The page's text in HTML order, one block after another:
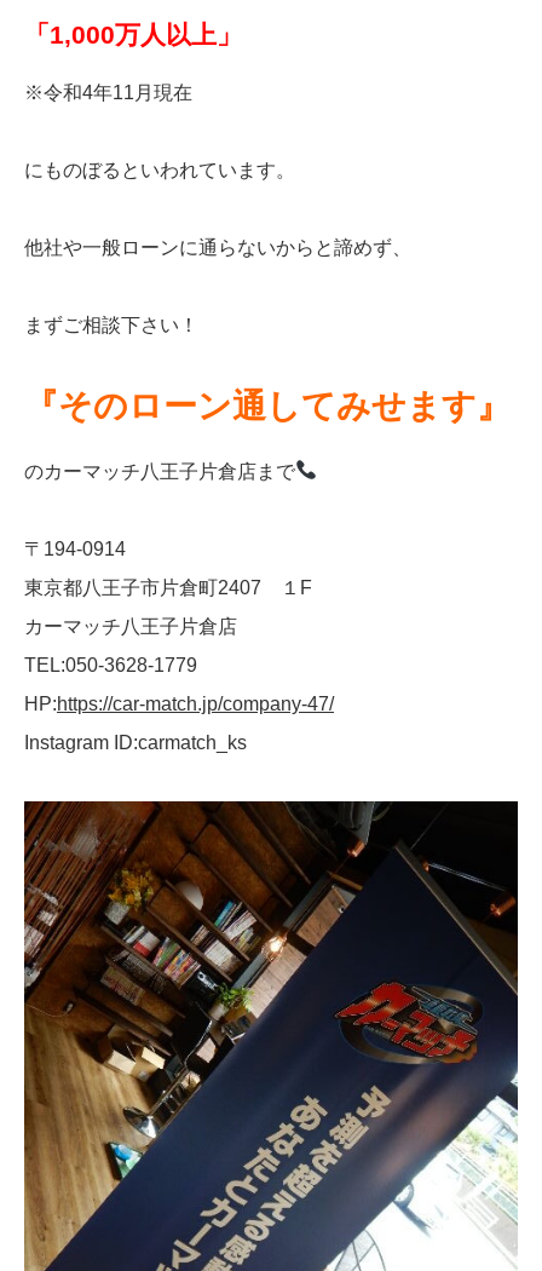
「1,000万人以上」
※令和4年11月現在
にものぼるといわれています。
他社や一般ローンに通らないからと諦めず、
まずご相談下さい！
『そのローン通してみせます』
のカーマッチ八王子片倉店まで
〒194-0914
東京都八王子市片倉町2407 １F
カーマッチ八王子片倉店
TEL:050-3628-1779
HP:https://car-match.jp/company-47/
Instagram ID:carmatch_ks